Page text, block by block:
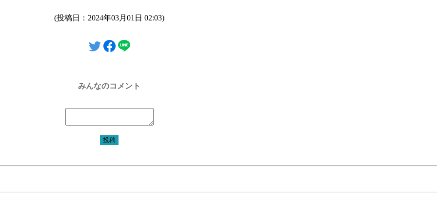
(投稿日：2024年03月01日 02:03)
みんなのコメント
投稿